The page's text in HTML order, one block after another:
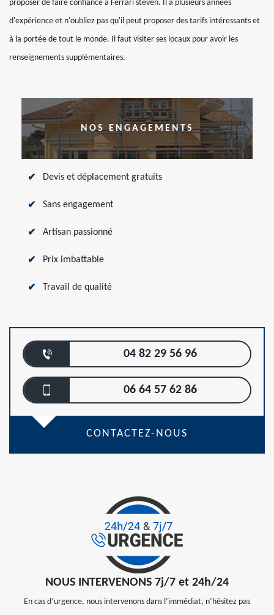
proposer de faire confiance à Ferrari steven. Il a plusieurs années
d'expérience et n'oubliez pas qu'il peut proposer des tarifs intéressants et
à la portée de tout le monde. Il faut visiter ses locaux pour avoir les
renseignements supplémentaires.
NOS ENGAGEMENTS
Devis et déplacement gratuits
Sans engagement
Artisan passionné
Prix imbattable
Travail de qualité
04 82 29 56 96
06 64 57 62 86
CONTACTEZ-NOUS
NOUS INTERVENONS 7j/7 et 24h/24
En cas d’urgence, nous intervenons dans l’immédiat, n’hésitez pas